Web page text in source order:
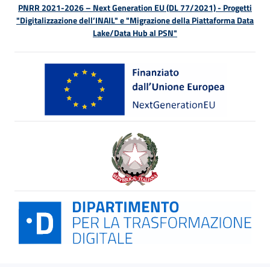
PNRR 2021-2026 – Next Generation EU (DL 77/2021) - Progetti
"Digitalizzazione dell’INAIL" e "Migrazione della Piattaforma Data
Lake/Data Hub al PSN"